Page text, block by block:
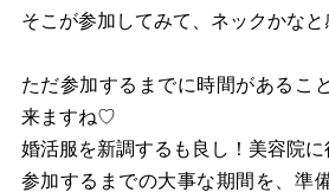
そこが参加してみて、ネックかなと
ただ参加するまでに時間があるこ
来ますね♡
婚活服を新調するも良し！美容院に
参加するまでの大事な期間を、準